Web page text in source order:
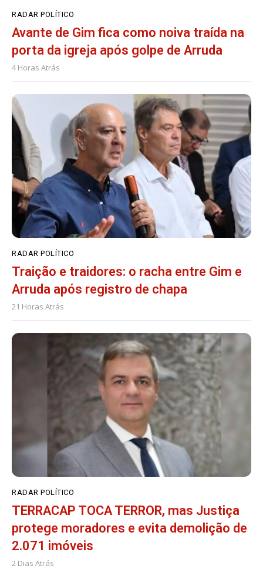
RADAR POLÍTICO
Avante de Gim fica como noiva traída na
porta da igreja após golpe de Arruda
4 Horas Atrás
RADAR POLÍTICO
Traição e traidores: o racha entre Gim e
Arruda após registro de chapa
21 Horas Atrás
RADAR POLÍTICO
TERRACAP TOCA TERROR, mas Justiça
protege moradores e evita demolição de
2.071 imóveis
2 Dias Atrás